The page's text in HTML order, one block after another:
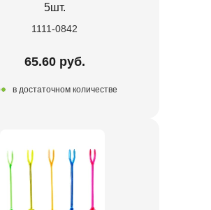
5шт.
1111-0842
65.60 руб.
в достаточном количестве